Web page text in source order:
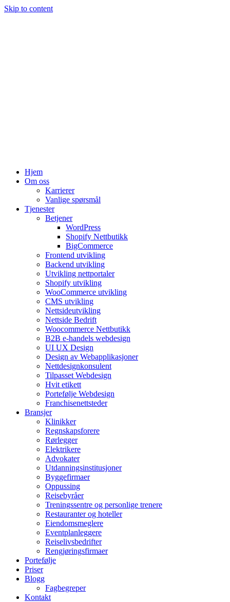
Skip to content
Hjem
Om oss
Karrierer
Vanlige spørsmål
Tjenester
Betjener
WordPress
Shopify Nettbutikk
BigCommerce
Frontend utvikling
Backend utvikling
Utvikling nettportaler
Shopify utvikling
WooCommerce utvikling
CMS utvikling
Nettsideutvikling
Nettside Bedrift
Woocommerce Nettbutikk
B2B e-handels webdesign
UI UX Design
Design av Webapplikasjoner
Nettdesignkonsulent
Tilpasset Webdesign
Hvit etikett
Portefølje Webdesign
Franchisenettsteder
Bransjer
Klinikker
Regnskapsforere
Rørlegger
Elektrikere
Advokater
Utdanningsinstitusjoner
Byggefirmaer
Oppussing
Reisebyråer
Treningssentre og personlige trenere
Restauranter og hoteller
Eiendomsmeglere
Eventplanleggere
Reiselivsbedrifter
Rengjøringsfirmaer
Portefølje
Priser
Blogg
Fagbegreper
Kontakt